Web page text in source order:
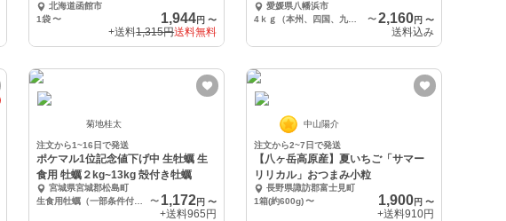
北海道函館市
1袋 〜 1,944円〜
+送料1,315円送料無料
愛媛県八幡浜市
〜2,160円 〜
送料込み
菊地桂太
注文から1~16日で発送
ポケマル1位記念値下げ中 生牡蠣 生
食用 牡蠣２kg~13kg 殻付き牡蠣
宮城県宮城郡松島町
〜 1,172円〜
+送料965円
中山陽介
注文から2~7日で発送
【八ヶ岳高原産】夏いちご「サマー
リリカル」おつまみ小粒
長野県諏訪郡富士見町
1箱(約600g)〜 1,900円 〜
+送料910円